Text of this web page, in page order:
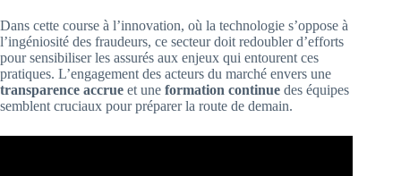
Dans cette course à l’innovation, où la technologie s’oppose à
l’ingéniosité des fraudeurs, ce secteur doit redoubler d’efforts
pour sensibiliser les assurés aux enjeux qui entourent ces
pratiques. L’engagement des acteurs du marché envers une
transparence accrue et une formation continue des équipes
semblent cruciaux pour préparer la route de demain.